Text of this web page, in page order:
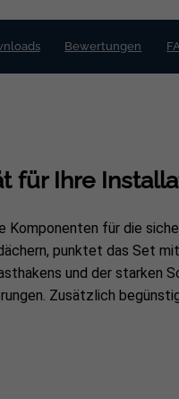
Bewertungen
für Ihre
Komponenten für die
punktet das Set
und der starken
Zusätzlich